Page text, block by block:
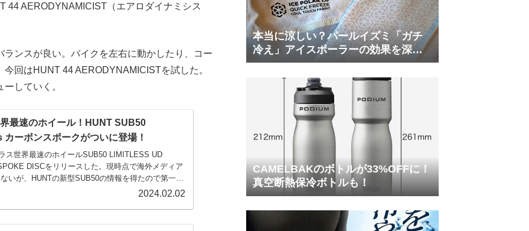
44 AERODYNAMICIST（エアロダイナミシス
ンスが良い。バイクを左右に動かしたり、コー
回はHUNT 44 AERODYNAMICISTを試した。
していく。
最速のホイール！HUNT SUB50
カーボンスポークがついに登場！
ス世界最速のホイールSUB50 LIMITLESS UD
DISCをリリースした。現時点で海外メディア
いが、HUNTの新型SUB50の情報を得たので第一弾
スで、第二弾は35ページにも及ぶホワイトペーパーを
...
2024.02.02
本当に涼しい？パールイズミ「ガチ
冷え」アイスポーラーの効果を深部
体温計COREで測ってみた
CAMELBAKのボトルが33%OFFに！
真空断熱保冷ボトルも！